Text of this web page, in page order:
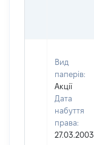
Вид
паперів:
Акції
Дата
набуття
права:
27.03.2003